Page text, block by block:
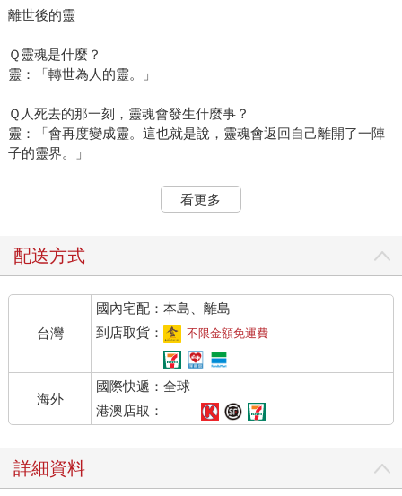
離世後的靈
Ｑ靈魂是什麼？
靈：「轉世為人的靈。」
Ｑ人死去的那一刻，靈魂會發生什麼事？
靈：「會再度變成靈。這也就是說，靈魂會返回自己離開了一陣
子的靈界。」
Ｑ死後的靈魂是否仍保有個性？
靈：「是的，靈魂的個性永遠不會消失。如果靈魂沒有了個性，
靈：「不，肉身在世時所受的苦，往往多過死亡那一刻；臨死之
際，靈魂通常不會意識到肉身發生了什麼事。靈往往會享受體驗
到的死亡感受，因為祂們認為自己的放逐終於結束了。」
Ｑ靈魂與肉身是如何分離的？
靈：「維繫著靈魂的連結斷裂，靈魂便脫離了肉身。」
Ｑ這種分離是在瞬間發生的嗎？生死之間有沒有清楚的界線？
出，或像鳥兒從突然打開的籠子裡飛出。生死兩種狀態是交涉相
融的；靈是一點一滴地脫離其肉身的連結，不是突然斷裂。」
看更多
配送方式
台灣
國內宅配：本島、離島
到店取貨：
不限金額免運費
海外
國際快遞：全球
港澳店取：
詳細資料